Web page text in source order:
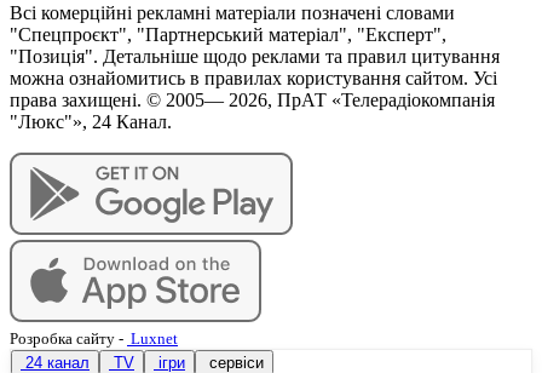
Всі комерційні рекламні матеріали позначені словами
"Спецпроєкт", "Партнерський матеріал", "Експерт",
"Позиція". Детальніше щодо реклами та правил цитування
можна ознайомитись в правилах користування сайтом. Усі
права захищені. © 2005— 2026, ПрАТ «Телерадіокомпанія
"Люкс"», 24 Канал.
Розробка сайту - Luxnet
24 канал
TV ігри сервіси